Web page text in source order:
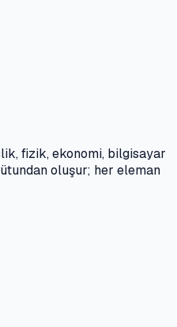
fizik, ekonomi, bilgisayar
oluşur; her eleman